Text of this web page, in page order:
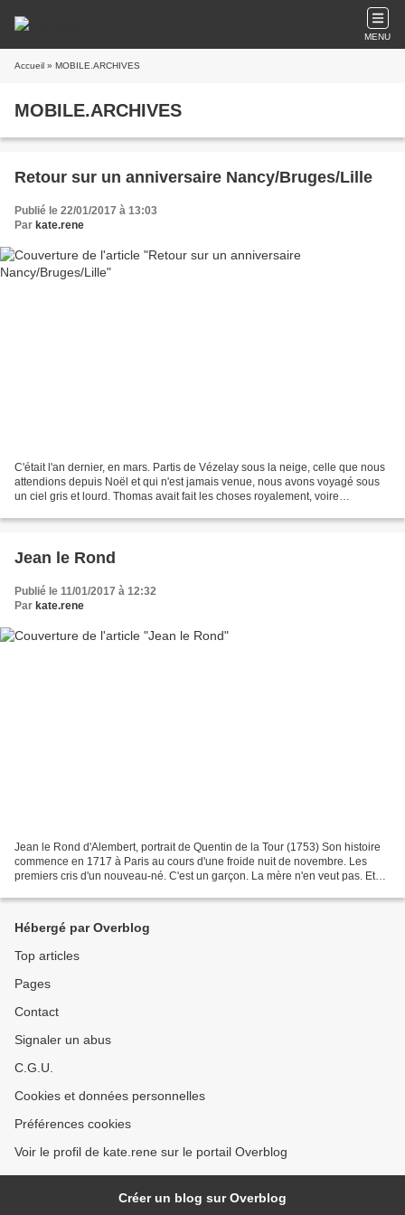
MENU
Accueil » MOBILE.ARCHIVES
MOBILE.ARCHIVES
Retour sur un anniversaire Nancy/Bruges/Lille
Publié le 22/01/2017 à 13:03
Par kate.rene
C'était l'an dernier, en mars. Partis de Vézelay sous la neige, celle que nous
attendions depuis Noël et qui n'est jamais venue, nous avons voyagé sous
un ciel gris et lourd. Thomas avait fait les choses royalement, voire
Jean le Rond
Publié le 11/01/2017 à 12:32
Par kate.rene
Jean le Rond d'Alembert, portrait de Quentin de la Tour (1753) Son histoire
commence en 1717 à Paris au cours d'une froide nuit de novembre. Les
premiers cris d'un nouveau-né. C'est un garçon. La mère n'en veut pas. Et
Hébergé par Overblog
Top articles
Pages
Contact
Signaler un abus
C.G.U.
Cookies et données personnelles
Préférences cookies
Voir le profil de kate.rene sur le portail Overblog
Créer un blog sur Overblog